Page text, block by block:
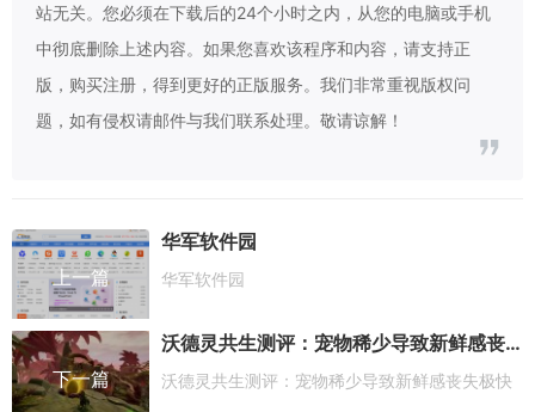
站无关。您必须在下载后的24个小时之内，从您的电脑或手机
中彻底删除上述内容。如果您喜欢该程序和内容，请支持正
版，购买注册，得到更好的正版服务。我们非常重视版权问
题，如有侵权请邮件与我们联系处理。敬请谅解！
上一篇
华军软件园
华军软件园
下一篇
沃德灵共生测评：宠物稀少导致新鲜感丧失极快
沃德灵共生测评：宠物稀少导致新鲜感丧失极快